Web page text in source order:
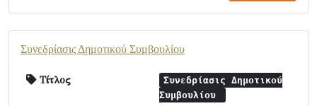
Συνεδρίασις Δημοτικού Συμβουλίου
Τίτλος
Συνεδρίασις Δημοτικού
Συμβουλίου